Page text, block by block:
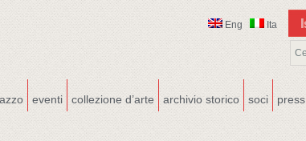
Eng Ita
eventi collezione d’arte archivio storico soci press